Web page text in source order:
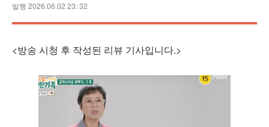
발행 2026.06.02 23: 32
<방송 시청 후 작성된 리뷰 기사입니다.>